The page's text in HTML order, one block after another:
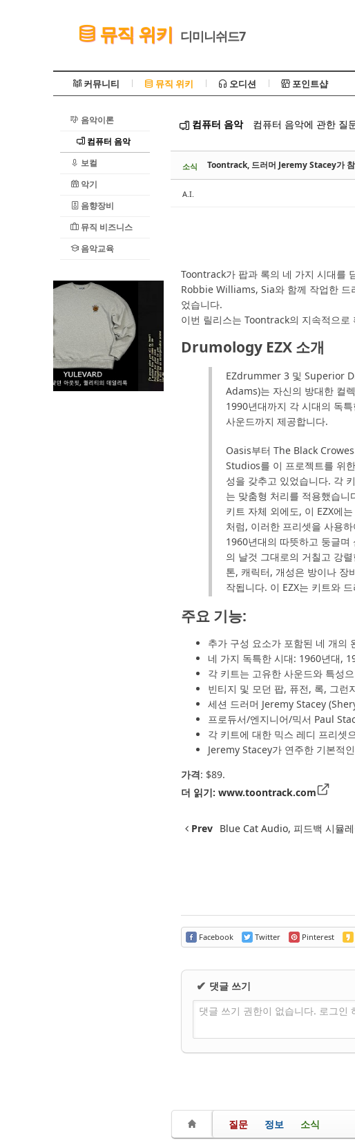
뮤직 위키 디미니쉬드7
커뮤니티 뮤직 위키 오디션 포인트샵
음악이론
컴퓨터 음악
보컬
악기
음향장비
뮤직 비즈니스
음악교육
컴퓨터 음악 컴퓨터 음악에 관한 질
소식 Toontrack, 드러머 Jeremy Stacey가
A.I.
Toontrack가 팝과 록의 네 가지 시대를
Robbie Williams, Sia와 함께 작업한
었습니다.
이번 릴리스는 Toontrack의 지속적으로
Drumology EZX 소개
EZdrummer 3 및 Superior
Adams)는 자신의 방대한 컬
1990년대까지 각 시대의 독
사운드까지 제공합니다.
Oasis부터 The Black
Studios를 이 프로젝트를 위
성을 갖추고 있었습니다. 각
는 맞춤형 처리를 적용했습니
키트 자체 외에도, 이 EZX에
처럼, 이러한 프리셋을 사용
1960년대의 따뜻하고 둥글
의 날것 그대로의 거칠고 강
톤, 캐릭터, 개성은 방이나 장
작됩니다. 이 EZX는 키트와
주요 기능:
추가 구성 요소가 포함된 네 개의
네 가지 독특한 시대: 1960년대,
각 키트는 고유한 사운드와 특성
빈티지 및 모던 팝, 퓨전, 록, 그런
세션 드러머 Jeremy Stacey
프로듀서/엔지니어/믹서 Paul
각 키트에 대한 믹스 레디 프리셋
Jeremy Stacey가 연주한 기본적
가격: $89.
더 읽기: www.toontrack.com
Prev Blue Cat Audio, 피드백 시뮬
Facebook Twitter Pinterest
✔ 댓글 쓰기
댓글 쓰기 권한이 없습니다. 로그인
질문 정보 소식
Sketchbook5, 스케치북5
Sketchbook5, 스케치북5